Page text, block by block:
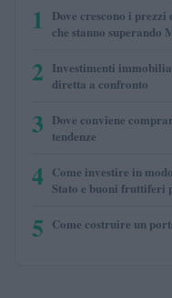
1
Dove crescono i
che stanno superando
2 Investimenti
diretta a confronto
3 Dove conviene
tendenze
4 Come investire in
Stato e buoni fruttiferi
5 Come costruire un